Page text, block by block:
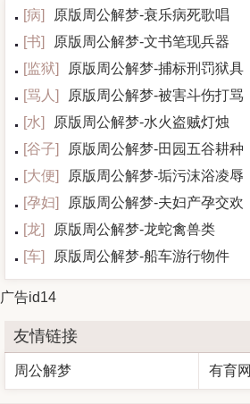
[病]
原版周公解梦-衰乐病死歌唱
[书]
原版周公解梦-文书笔现兵器
[监狱]
原版周公解梦-捕标刑罚狱具
[骂人 ]
原版周公解梦-被害斗伤打骂
[水]
原版周公解梦-水火盗贼灯烛
[谷子]
原版周公解梦-田园五谷耕种
[大便]
原版周公解梦-垢污沫浴凌辱
[孕妇]
原版周公解梦-夫妇产孕交欢
[龙]
原版周公解梦-龙蛇禽兽类
[车] 原版周公解梦-船车游行物件
广告id14
友情链接
周公解梦 有育网